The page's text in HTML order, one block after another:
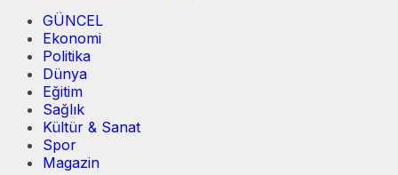
GÜNCEL
Ekonomi
Politika
Dünya
Eğitim
Sağlık
Kültür & Sanat
Spor
Magazin